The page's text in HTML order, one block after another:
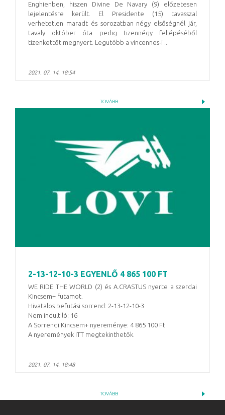
Enghienben, hiszen Divine De Navary (9) előzetesen
lejelentésre került. El Presidente (15) tavasszal
verhetetlen maradt és sorozatban négy elsőségnél jár,
tavaly október óta pedig tizennégy fellépéséből
tizenkettőt megnyert. Legutóbb a vincennes-i ...
2021. 07. 14. 18:54
TOVÁBB
2-13-12-10-3 EGYENLŐ 4 865 100 FT
WE RIDE THE WORLD (2) és A.CRASTUS nyerte a szerdai
Kincsem+ futamot.
Hivatalos befutási sorrend: 2-13-12-10-3
Nem indult ló: 16
A Sorrendi Kincsem+ nyereménye: 4 865 100 Ft
A nyeremények ITT megtekinthetők.
2021. 07. 14. 18:48
TOVÁBB